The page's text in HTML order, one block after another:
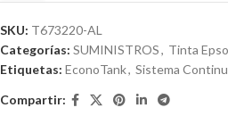
SKU: T673220-AL
Categorías: SUMINISTROS, Tinta
Etiquetas: EconoTank, Sistema
Compartir: